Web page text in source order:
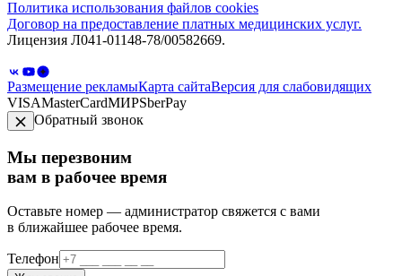
Политика использования файлов cookies
Договор на предоставление платных медицинских услуг.
Лицензия Л041-01148-78/00582669.
Размещение рекламыКарта сайтаВерсия для слабовидящих
VISAMasterCardМИРSberPay
Обратный звонок
Мы перезвоним
вам в рабочее время
Оставьте номер — администратор свяжется с вами
в ближайшее рабочее время.
Телефон